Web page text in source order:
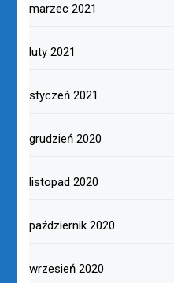
marzec 2021
luty 2021
styczeń 2021
grudzień 2020
listopad 2020
październik 2020
wrzesień 2020